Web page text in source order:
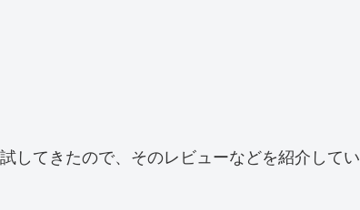
してきたので、そのレビューなどを紹介してい